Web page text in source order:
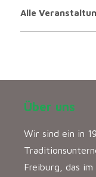
Alle
Über uns
Wir sind ein in
Freiburg, das